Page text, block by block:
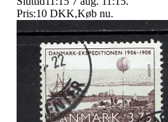
Pris:10 DKK,Køb nu.